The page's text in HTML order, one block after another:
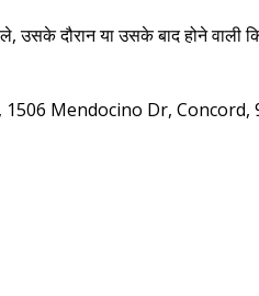
उसके दौरान या उसके बाद होने वाली
Mendocino Dr, Concord,